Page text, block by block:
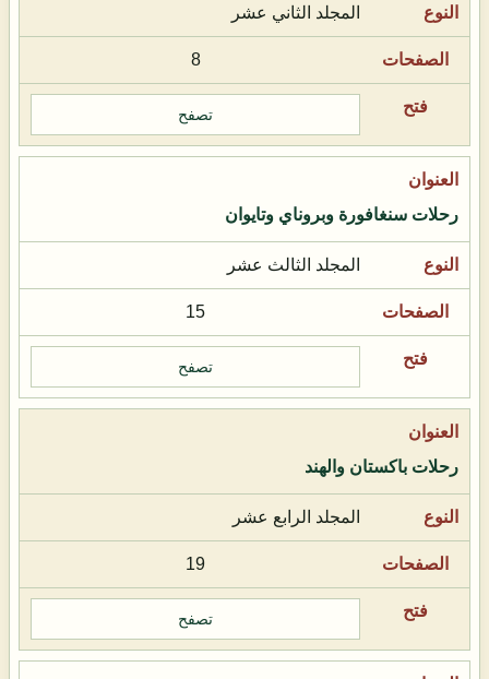
المجلد الثاني عشر
8
تصفح
رحلات سنغافورة وبروناي وتايوان
المجلد الثالث عشر
15
تصفح
رحلات باكستان والهند
المجلد الرابع عشر
19
تصفح